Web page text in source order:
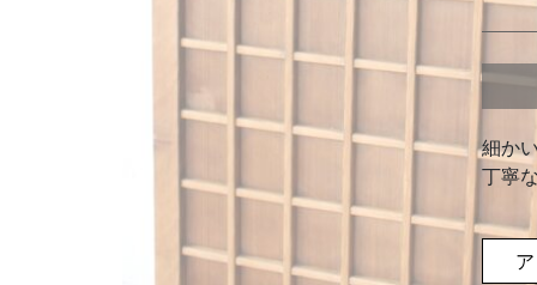
細か
丁寧